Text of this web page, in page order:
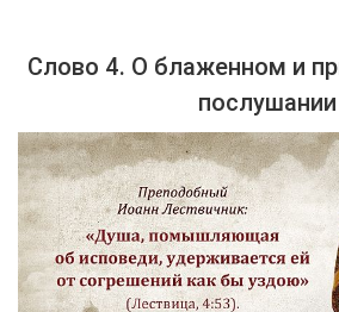
Слово 4. О блаженном и
послушании